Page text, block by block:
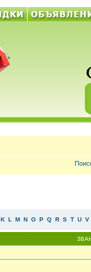
K L M N O P Q R S T U V